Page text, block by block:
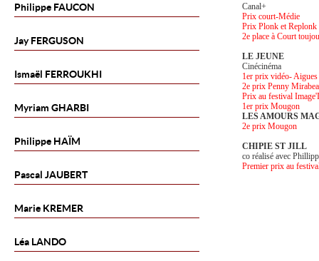
Philippe FAUCON
JayFERGUSON
Ismaël FERROUKHI
Myriam GHARBI
Philippe HAÏM
Pascal JAUBERT
Marie KREMER
Léa LANDO
Canal+
Prix court-Médie
Prix Plonk et Replonk
2e place à Court
LE JEUNE
Cinécinéma
1er prix vidéo-
2e prix Penny
Prix au festival
1er prix Mougon
LES AMOURS
2e prix Mougon
CHIPIE ST JILL
co réalisé avec
Premier prix au